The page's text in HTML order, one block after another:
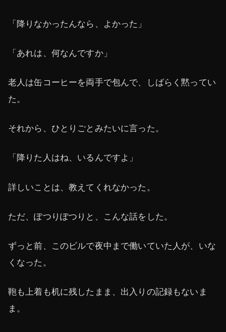
「降りなかったんなら、よかった」
「あれは、何なんですか」
老人は缶コーヒーを両手で包んで、しばらく黙ってい
た。
それから、ひとりごとみたいに言った。
「降りた人はね、いるんですよ」
詳しいことは、教えてくれなかった。
ただ、ぽつりぽつりと、こんな話をした。
ずっと前、このビルで夜中まで働いていた人が、いな
くなった。
鞄も上着も机に残したまま、出入りの記録もないま
ま。